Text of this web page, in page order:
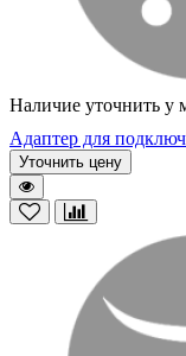
Наличие уточнить у
Адаптер для
Уточнить цену